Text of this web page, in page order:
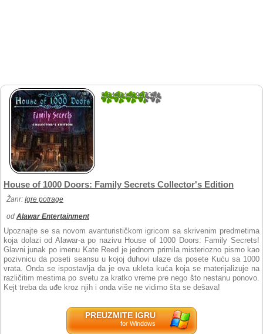
3.6480446927374
House of 1000 Doors: Family Secrets Collector's Edition
Žanr: Igre potrage
od Alawar Entertainment
Upoznajte se sa novom avanturističkom igricom sa skrivenim predmetima
koja dolazi od Alawar-a po nazivu House of 1000 Doors: Family Secrets!
Glavni junak po imenu Kate Reed je jednom primila misteriozno pismo kao
pozivnicu da poseti seansu u kojoj duhovi ulaze da posete Kuću sa 1000
vrata. Onda se ispostavlja da je ova ukleta kuća koja se materijalizuje na
različitim mestima po svetu za kratko vreme pre nego što nestanu ponovo.
Kejt treba da uđe kroz njih i onda više ne vidimo šta se dešava!
PREUZMITE IGRU
for Windows